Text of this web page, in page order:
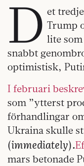
D et
Trump
lite
snabbt
optimistisk,
I februari
som ”ytterst
förhandlingar
Ukraina skulle
(immediately).
mars betonade